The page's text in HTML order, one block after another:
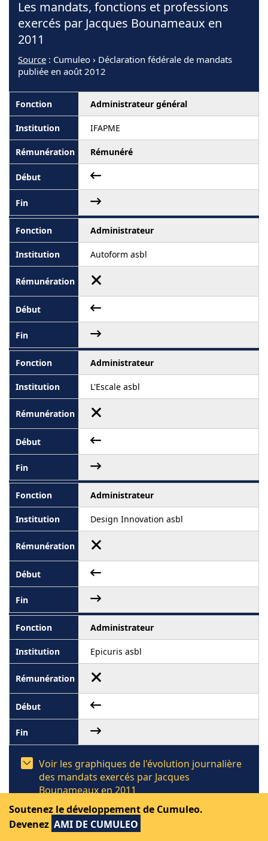
Les mandats, fonctions et professions
exercés par Jacques Bounameaux en
2011
Source : Cumuleo › Déclaration fédérale de mandats
publiée en août 2012
Administrateur général
IFAPME
Rémunéré
Administrateur
Autoform asbl
Administrateur
L'Escale asbl
Administrateur
Design Innovation asbl
Administrateur
Epicuris asbl
Voir les graphiques de l'évolution journalière
des mandats exercés par Jacques
Bounameaux en 2011
Soutenez le développement de Cumuleo.
Devenez AMI DE CUMULEO